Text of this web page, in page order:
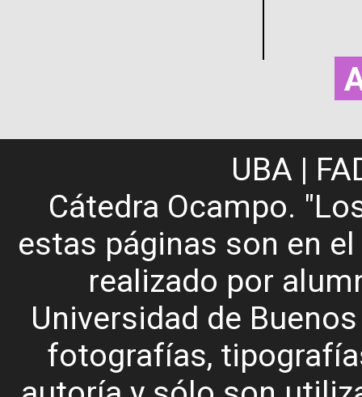
UBA |
Cátedra Ocampo.
estas páginas son en
realizado por
Universidad de
fotografías,